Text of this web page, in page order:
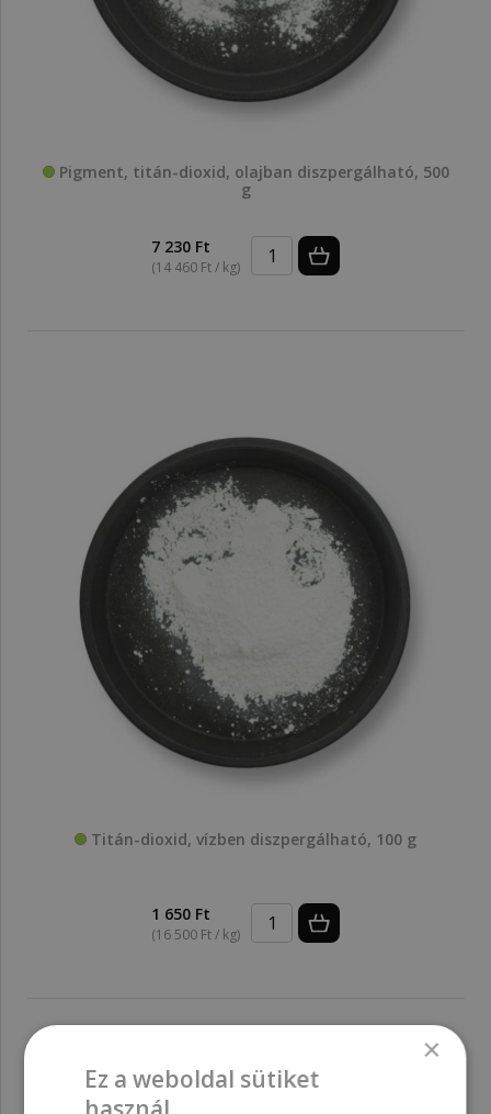
Pigment, titán-dioxid, olajban diszpergálható, 500
g
7 230 Ft
(14 460 Ft / kg)
Titán-dioxid, vízben diszpergálható, 100 g
1 650 Ft
(16 500 Ft / kg)
×
Ez a weboldal sütiket